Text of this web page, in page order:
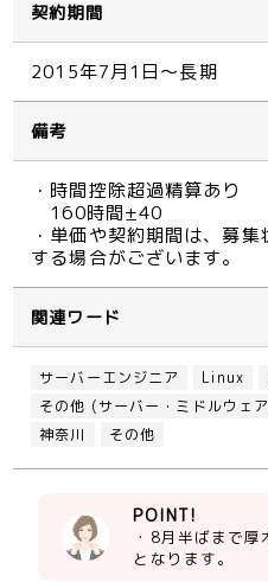
契約期間
2015年7月1日～長期
備考
・時間控除超過精算あり
160時間±40
・単価や契約期間は、募
する場合がございます。
関連ワード
サーバーエンジニア Linux
その他 (サーバー・ミドルウェ
神奈川
その他
POINT!
・8月半ばまで
となります。